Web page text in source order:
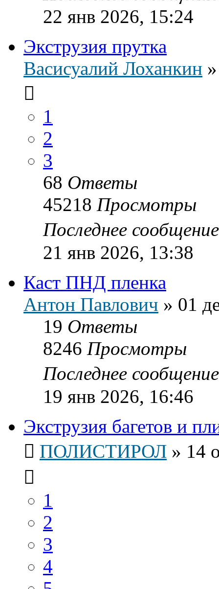
22 янв 2026, 15:24
Экструзия прутка
Васисуалий Лоханкин
1
2
3
68 Ответы
45218 Просмотры
Последнее
21 янв 2026, 13:38
Каст ПНД пленка
Антон Павлович » 01
19 Ответы
8246 Просмотры
Последнее
19 янв 2026, 16:46
Экструзия багетов и
ПОЛИСТИРОЛ » 14
1
2
3
4